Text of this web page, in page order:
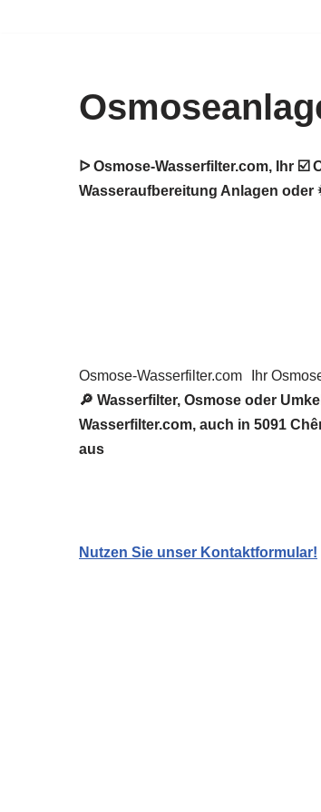
ᐅ Osmose-Wasserfilter.com, Ihr
Wasseraufbereitung Anlagen
Osmose-Wasserfilter.com
Ihr
🔎 Wasserfilter, Osmose oder
Wasserfilter.com, auch in 5091
aus
Nutzen Sie unser Kontaktformular!